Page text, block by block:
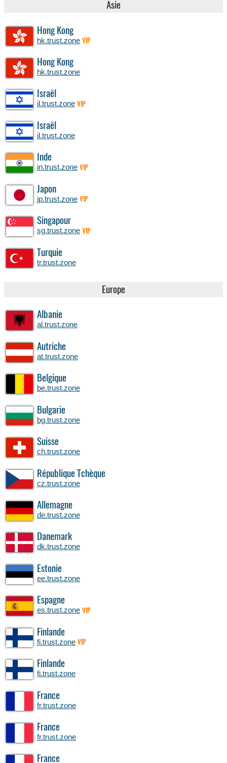
Asie
Hong Kong
hk.trust.zone VIP
Hong Kong
hk.trust.zone
Israël
il.trust.zone VIP
Israël
il.trust.zone
Inde
in.trust.zone VIP
Japon
jp.trust.zone VIP
Singapour
sg.trust.zone VIP
Turquie
tr.trust.zone
Europe
Albanie
al.trust.zone
Autriche
at.trust.zone
Belgique
be.trust.zone
Bulgarie
bg.trust.zone
Suisse
ch.trust.zone
République Tchèque
cz.trust.zone
Allemagne
de.trust.zone
Danemark
dk.trust.zone
Estonie
ee.trust.zone
Espagne
es.trust.zone VIP
Finlande
fi.trust.zone VIP
Finlande
fi.trust.zone
France
fr.trust.zone
France
fr.trust.zone
France